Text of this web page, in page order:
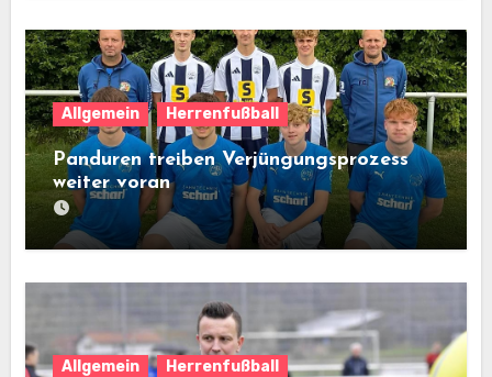
Allgemein Herrenfußball
Panduren treiben Verjüngungsprozess
weiter voran
Allgemein Herrenfußball